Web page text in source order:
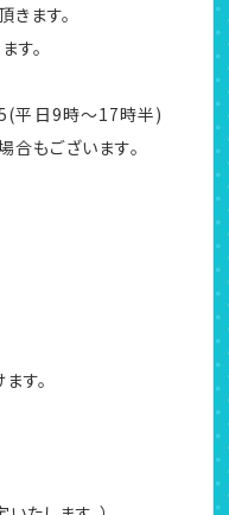
ます。
す。
平日9時～17時半)
もございます。
す。